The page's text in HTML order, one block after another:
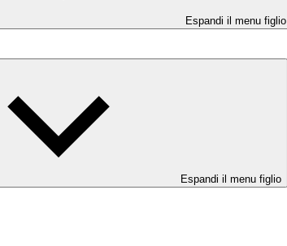
Espandi il menu figlio
Espandi il menu figlio